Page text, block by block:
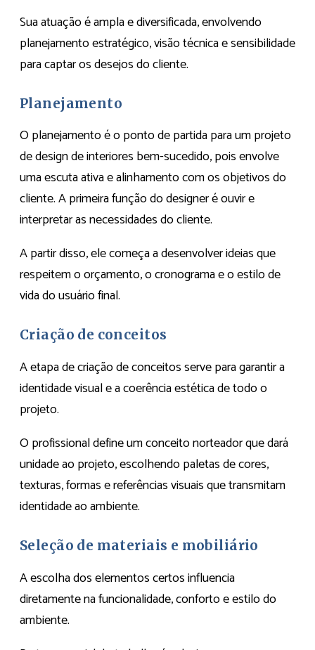
Sua atuação é ampla e diversificada, envolvendo
planejamento estratégico, visão técnica e sensibilidade
para captar os desejos do cliente.
Planejamento
O planejamento é o ponto de partida para um projeto
de design de interiores bem-sucedido, pois envolve
uma escuta ativa e alinhamento com os objetivos do
cliente. A primeira função do designer é ouvir e
interpretar as necessidades do cliente.
A partir disso, ele começa a desenvolver ideias que
respeitem o orçamento, o cronograma e o estilo de
vida do usuário final.
Criação de conceitos
A etapa de criação de conceitos serve para garantir a
identidade visual e a coerência estética de todo o
projeto.
O profissional define um conceito norteador que dará
unidade ao projeto, escolhendo paletas de cores,
texturas, formas e referências visuais que transmitam
identidade ao ambiente.
Seleção de materiais e mobiliário
A escolha dos elementos certos influencia
diretamente na funcionalidade, conforto e estilo do
ambiente.